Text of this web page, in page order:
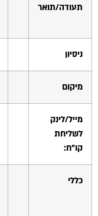
תעודה/תואר
ניסיון
מיקום
מייל/לינק
לשליחת
קו"ח:
כללי